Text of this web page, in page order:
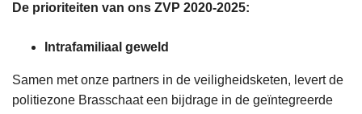
De prioriteiten van ons ZVP 2020-2025:
Intrafamiliaal geweld
Samen met onze partners in de veiligheidsketen, levert de
politiezone Brasschaat een bijdrage in de geïntegreerde